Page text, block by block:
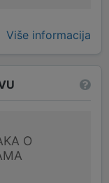
Više informacija
O